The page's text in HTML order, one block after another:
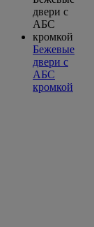
Бежевые
двери с
АБС
кромкой